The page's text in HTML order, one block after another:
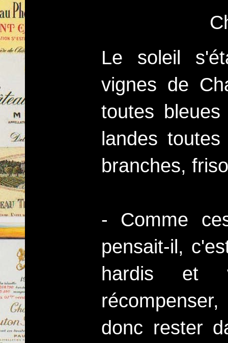
Le soleil
vignes de
toutes
landes
branches,
- Comme
pensait-il,
hardis et
donc rester